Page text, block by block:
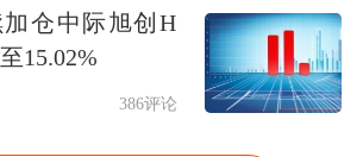
和男车主的iPhone 15 Pro
设备型号标识符分别为
仓中际旭创H
15.02%
386评论